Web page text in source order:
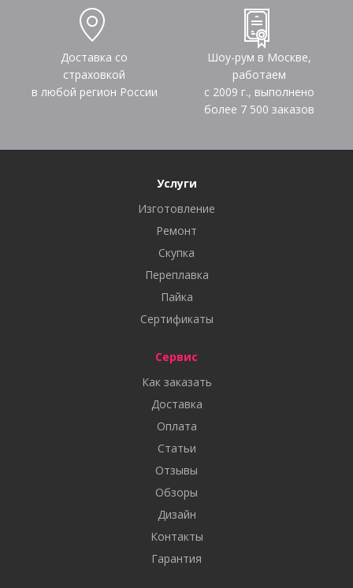
Доставка со
страховкой
в любой регион России
Шоу-рум в Москве,
работаем
с 2009 г., выполнено
более 7 500 заказов
Услуги
Изготовление
Ремонт
Скупка
Переплавка
Пайка
Сертификаты
Сервис
Как заказать
Доставка
Оплата
Статьи
Отзывы
Обзоры
Дизайн
Контакты
Гарантия